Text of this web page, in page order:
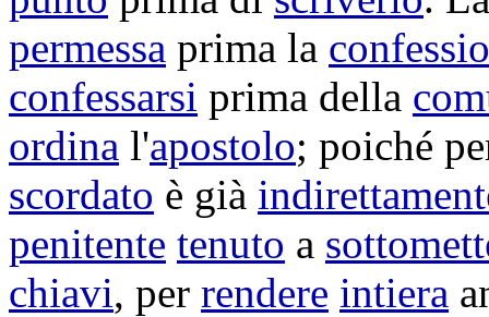
permessa prima la
confessarsi prima della
ordina l'apostolo; poiché
scordato è già
penitente tenuto a
chiavi, per rendere intiera